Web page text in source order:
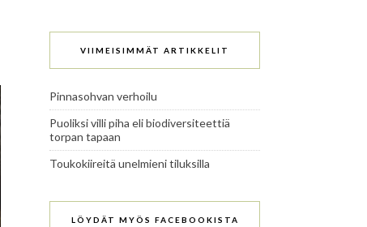
VIIMEISIMMÄT ARTIKKELIT
Pinnasohvan verhoilu
Puoliksi villi piha eli biodiversiteettiä
torpan tapaan
Toukokiireitä unelmieni tiluksilla
LÖYDÄT MYÖS FACEBOOKISTA